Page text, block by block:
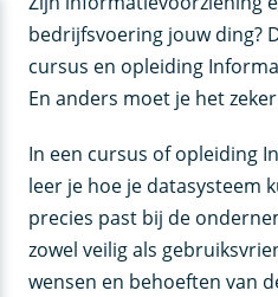
bedrijfsvoering jouw ding?
cursus en opleiding
En anders moet je het
In een cursus of opleiding
leer je hoe je datasysteem
precies past bij de
zowel veilig als
wensen en behoeften van